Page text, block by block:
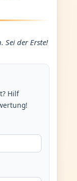
Sei der Erste!
Hilf